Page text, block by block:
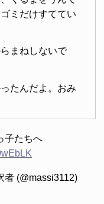
ミだけすててい
まねしないで
たんだよ。おみ
子たちへ
(@massi3112)